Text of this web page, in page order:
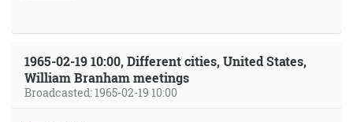
1965-02-19 10:00, Different cities, United States,
William Branham meetings
Broadcasted: 1965-02-19 10:00